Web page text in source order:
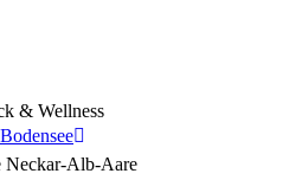
& Wellness
Neckar-Alb-Aare